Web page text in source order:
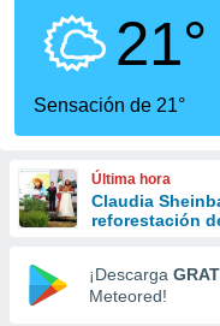
calidad.
a este
las
y
forma
digital
basada
21°
Sensación de 21°
Última hora
Claudia
reforestación
¡Descarga
Meteored!